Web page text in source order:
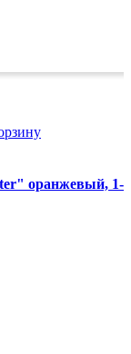
оранжевый, 1-